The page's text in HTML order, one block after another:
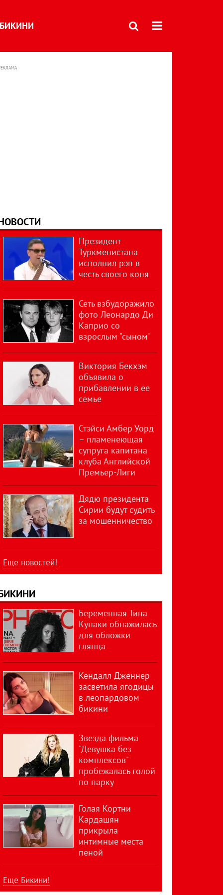
БИКИНИ
Президент
Туркменистана
исполнил рэп в
честь своего коня
Сеть взбудоражило
фото Леонардо Ди
Каприо со
взрослым "сыном"
Виктория Бекхэм
объявила о
прибавлении в ее
семье
Стэйси Амбер Уорд
– пламенеющая
супруга капитана
клуба Английской
Премьер-Лиги
Дядю президента
Сирии будут судить
за мошенничество
Еще новостей!
Беременная Тина
Кунаки обнажилась
для обложки
глянца
Кендалл Дженнер
засветила ягодицы
в леопардовом
бикини
Звезда фильма
"Девушка без
комплексов"
пробежалась голой
по парку
Голая Кортни
Кардашян
прикрыла
интимные места
пеной
Еще Бикини!